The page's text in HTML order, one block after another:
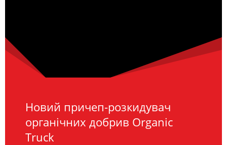
Новий причеп-розкидувач
органічних добрив Organic
Truck